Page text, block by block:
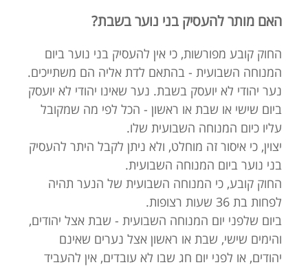
האם מותר להעסיק בני נוער בשבת?
החוק קובע מפורשות, כי אין להעסיק בני נוער ביום
המנוחה השבועית - בהתאם לדת אליה הם משתייכים.
נער יהודי לא יועסק בשבת. נער שאינו יהודי לא יועסק
ביום שישי או שבת או ראשון - הכל לפי מה שמקובל
עליו כיום המנוחה השבועית שלו.
יצוין, כי איסור זה מוחלט, ולא ניתן לקבל היתר להעסיק
בני נוער ביום המנוחה השבועית.
החוק קובע, כי המנוחה השבועית של הנער תהיה
לפחות בת 36 שעות רצופות.
ביום שלפני יום המנוחה השבועית - שבת אצל יהודים,
והימים שישי, שבת או ראשון אצל נערים שאינם
יהודים, או לפני יום חג שבו לא עובדים, אין להעביד